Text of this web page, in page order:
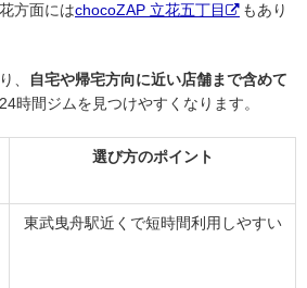
花方面にはchocoZAP 立花五丁目
もあり
、
自宅や帰宅方向に近い店舗まで含めて
時間ジムを見つけやすくなります。
選び方のポイント
東武曳舟駅近くで短時間利用しやすい